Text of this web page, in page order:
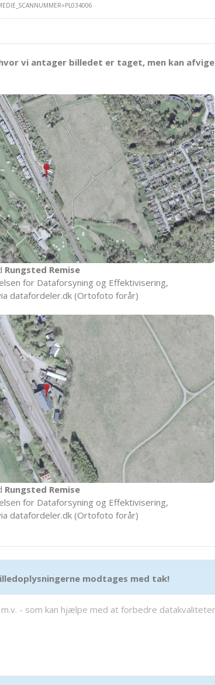
vi antager billedet er taget, men kan afvige
Rungsted Remise
for Dataforsyning og Effektivisering,
datafordeler.dk (Ortofoto forår)
Rungsted Remise
for Dataforsyning og Effektivisering,
datafordeler.dk (Ortofoto forår)
modtages med tak!